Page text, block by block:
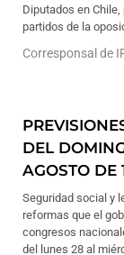
Diputados en
partidos de la
Corresponsal de
DEL
AGOSTO DE
Seguridad social y
reformas que el
congresos
del lunes 28 al